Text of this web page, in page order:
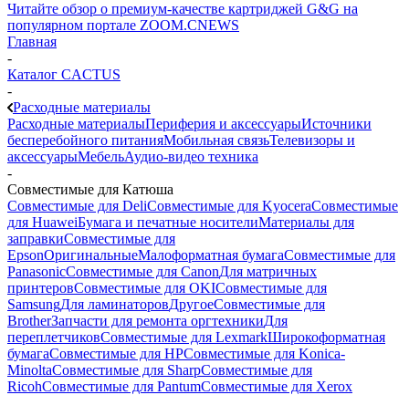
Читайте обзор о премиум-качестве картриджей G&G на
популярном портале ZOOM.CNEWS
Главная
-
Каталог CACTUS
-
Расходные материалы
Расходные материалыПериферия и аксессуарыИсточники
бесперебойного питанияМобильная связьТелевизоры и
аксессуарыМебельАудио-видео техника
-
Совместимые для Катюша
Совместимые для DeliСовместимые для KyoceraСовместимые
для HuaweiБумага и печатные носителиМатериалы для
заправкиСовместимые для
EpsonОригинальныеМалоформатная бумагаСовместимые для
PanasonicСовместимые для CanonДля матричных
принтеровСовместимые для OKIСовместимые для
SamsungДля ламинаторовДругоеСовместимые для
BrotherЗапчасти для ремонта оргтехникиДля
переплетчиковСовместимые для LexmarkШирокоформатная
бумагаСовместимые для HPСовместимые для Konica-
MinoltaСовместимые для SharpСовместимые для
RicohСовместимые для PantumСовместимые для Xerox